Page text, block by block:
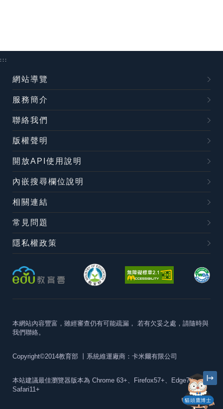
貓頭鷹博士
:::
網站導覽
服務簡介
聯絡我們
版權聲明
開放API使用說明
內嵌搜尋欄位說明
相關連結
常見問題
隱私權政策
本網站內容豐富，雖經審查仍有可能疏漏， 若有欠妥之處，請隨時與
我們聯絡。
Copyright©2014教育部 丨系統維運廠商：卡米爾有限公司
本站建議最佳瀏覽器版本為 Chrome 63+、Firefox57+、Edge79+及
Safari11+